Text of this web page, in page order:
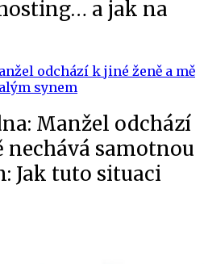
a jak na
Manžel odchází
nechává samotnou
Jak tuto situaci